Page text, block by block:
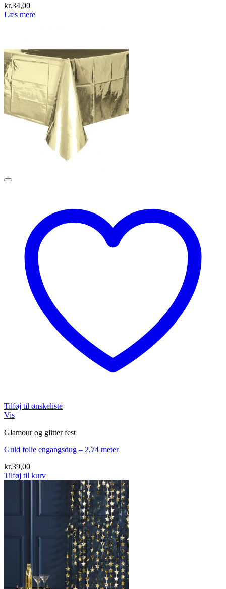
kr.34,00
Læs mere
Tilføj til ønskeliste
Vis
Glamour og glitter fest
Guld folie engangsdug – 2,74 meter
kr.39,00
Tilføj til kurv